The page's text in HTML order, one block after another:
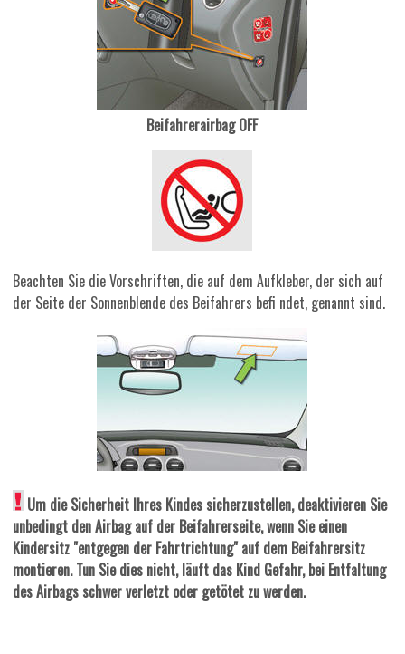
Beifahrerairbag OFF
Beachten Sie die Vorschriften, die auf dem Aufkleber, der sich auf
der Seite der Sonnenblende des Beifahrers befi ndet, genannt sind.
Um die Sicherheit Ihres Kindes sicherzustellen, deaktivieren Sie
unbedingt den Airbag auf der Beifahrerseite, wenn Sie einen
Kindersitz "entgegen der Fahrtrichtung" auf dem Beifahrersitz
montieren. Tun Sie dies nicht, läuft das Kind Gefahr, bei Entfaltung
des Airbags schwer verletzt oder getötet zu werden.